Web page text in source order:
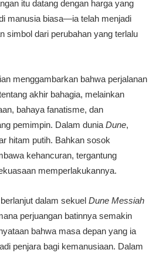
itu datang dengan harga yang
manusia biasa—ia telah menjadi
simbol dari perubahan yang terlalu
menggambarkan bahwa perjalanan
akhir bahagia, melainkan
bahaya fanatisme, dan
pemimpin. Dalam dunia Dune,
hitam putih. Bahkan sosok
kehancuran, tergantung
memperlakukannya.
dalam sekuel Dune Messiah
perjuangan batinnya semakin
bahwa masa depan yang ia
penjara bagi kemanusiaan. Dalam